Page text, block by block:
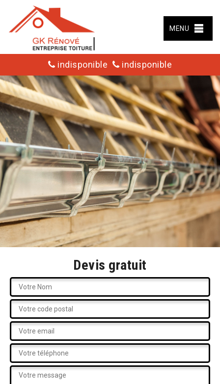
MENU
indisponible indisponible
Devis gratuit